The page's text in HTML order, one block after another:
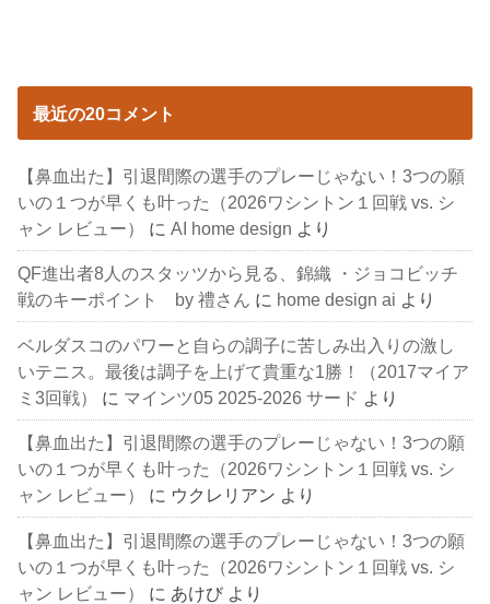
最近の20コメント
【鼻血出た】引退間際の選手のプレーじゃない！3つの願
いの１つが早くも叶った（2026ワシントン１回戦 vs. シ
ャン レビュー）
にAI home design より
QF進出者8人のスタッツから見る、錦織 ・ジョコビッチ
戦のキーポイント by 禮さん に home design ai より
ベルダスコのパワーと自らの調子に苦しみ出入りの激し
いテニス。最後は調子を上げて貴重な1勝！（2017マイア
ミ3回戦）
に マインツ05 2025-2026 サード より
【鼻血出た】引退間際の選手のプレーじゃない！3つの願
いの１つが早くも叶った（2026ワシントン１回戦 vs. シ
ャン レビュー）
に ウクレリアン より
【鼻血出た】引退間際の選手のプレーじゃない！3つの願
いの１つが早くも叶った（2026ワシントン１回戦 vs. シ
ャン レビュー）
に あけび より